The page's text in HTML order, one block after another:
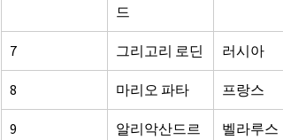
드
7 그리고리 로딘 러시아
8 마리오 파타 프랑스
9
알리악산드르
벨라루스